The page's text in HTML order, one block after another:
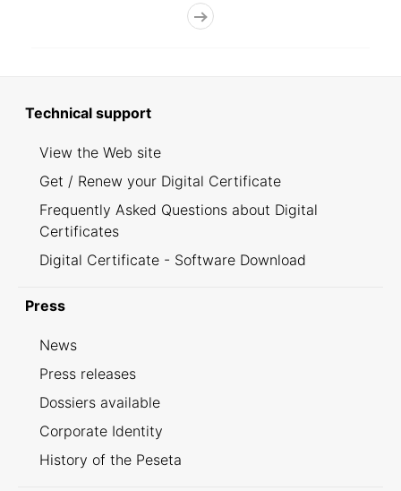
Technical support
View the Web site
Get / Renew your Digital Certificate
Frequently Asked Questions about Digital
Certificates
Digital Certificate - Software Download
Press
News
Press releases
Dossiers available
Corporate Identity
History of the Peseta